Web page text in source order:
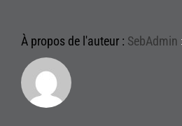
À propos de l'auteur : SebAdmin